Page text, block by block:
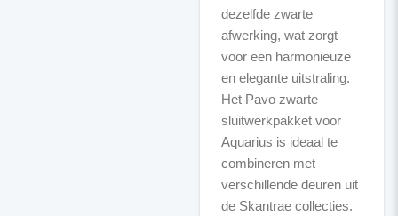
dezelfde zwarte
afwerking, wat zorgt
voor een harmonieuze
en elegante uitstraling.
Het Pavo zwarte
sluitwerkpakket voor
Aquarius is ideaal te
combineren met
verschillende deuren uit
de Skantrae collecties.